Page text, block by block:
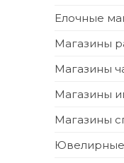
Елочные
Магазины
Магазины
Магазины
Магазины